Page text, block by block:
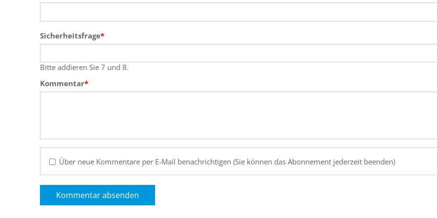
Pflichtfeld
Sicherheitsfrage*
Bitte addieren Sie 7 und 8.
Pflichtfeld
Kommentar*
Über neue Kommentare per E-Mail benachrichtigen (Sie können das Abonnement jederzeit beenden)
Kommentar absenden